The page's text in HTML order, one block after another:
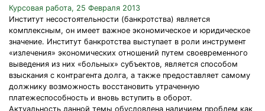
Курсовая работа, 25 Февраля 2013
Институт несостоятельности (банкротства) является
комплексным, он имеет важное экономическое и юридическое
значение. Институт банкротства выступает в роли инструмент
«излечения» экономических отношений путем своевременного
выведения из них «больных» субъектов, является способом
взыскания с контрагента долга, а также предоставляет самому
должнику возможность восстановить утраченную
платежеспособность и вновь вступить в оборот.
Актуальность данной темы обусловлена наличием проблем как